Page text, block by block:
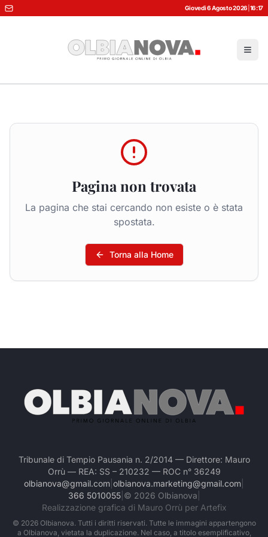
Giovedì 6 Agosto 2026 16:17
Pagina non trovata
La pagina che stai cercando non esiste o è stata
spostata.
Torna alla Home
Tribunale di Tempio Pausania n. 2/2014 — Direttore: Mauro
Orrù — REA: SS – 210232 — ROC n° 36249
olbianova@gmail.com olbianova.marketing@gmail.com
366 5010055| © 2026 Olbianova
Realizzazione grafica di Mauro Orrù per Artefix
© 2026Olbianova. Tutti i diritti riservati. Tutte le immagini appartengono
a Olbianova, vietata la duplicazione. Nel caso, a titolo esemplificativo,